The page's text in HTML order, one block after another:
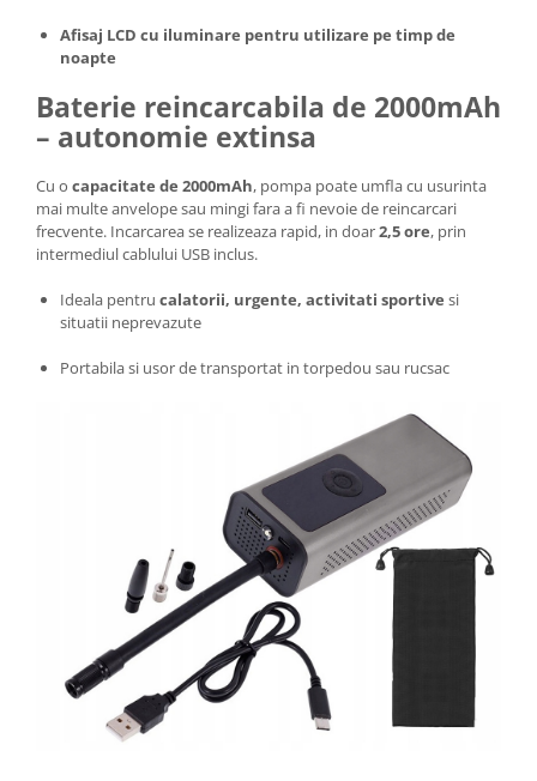
Afisaj LCD cu iluminare pentru utilizare pe timp de
noapte
Baterie reincarcabila de 2000mAh
– autonomie extinsa
Cu o capacitate de 2000mAh, pompa poate umfla cu usurinta
mai multe anvelope sau mingi fara a fi nevoie de reincarcari
frecvente. Incarcarea se realizeaza rapid, in doar2,5 ore, prin
intermediul cablului USB inclus.
Ideala pentru calatorii, urgente, activitati sportive si
situatii neprevazute
Portabila si usor de transportat in torpedou sau rucsac